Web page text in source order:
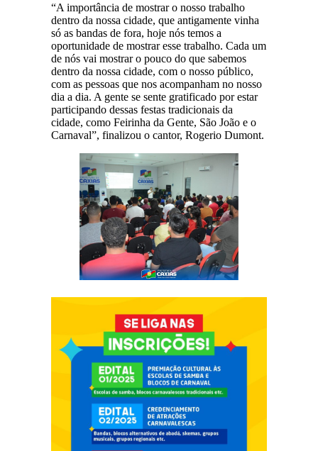
“A importância de mostrar o nosso trabalho
dentro da nossa cidade, que antigamente vinha
só as bandas de fora, hoje nós temos a
oportunidade de mostrar esse trabalho. Cada um
de nós vai mostrar o pouco do que sabemos
dentro da nossa cidade, com o nosso público,
com as pessoas que nos acompanham no nosso
dia a dia. A gente se sente gratificado por estar
participando dessas festas tradicionais da
cidade, como Feirinha da Gente, São João e o
Carnaval”, finalizou o cantor, Rogerio Dumont.